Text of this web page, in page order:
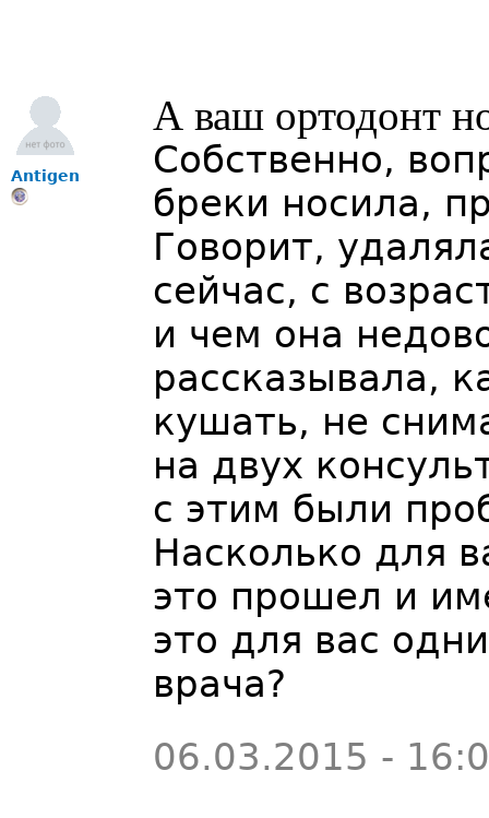
Antigen
А ваш ортодонт
Собственно,
бреки носила,
Говорит,
сейчас, с
и чем она
рассказывала,
кушать, не
на двух
с этим были
Насколько для
это прошел и
это для вас
врача?
06.03.2015 -